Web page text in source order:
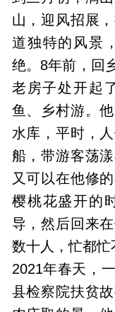
山，迎风招展
道独特的风景
绝。8年前，回
老房子处开起
鱼、乡村游。
水库，平时，
船，带游客荡
又可以在他修
樱桃花盛开的
导，然后回来
数十人，忙都忙
2021年春天，
县检察院扶贫